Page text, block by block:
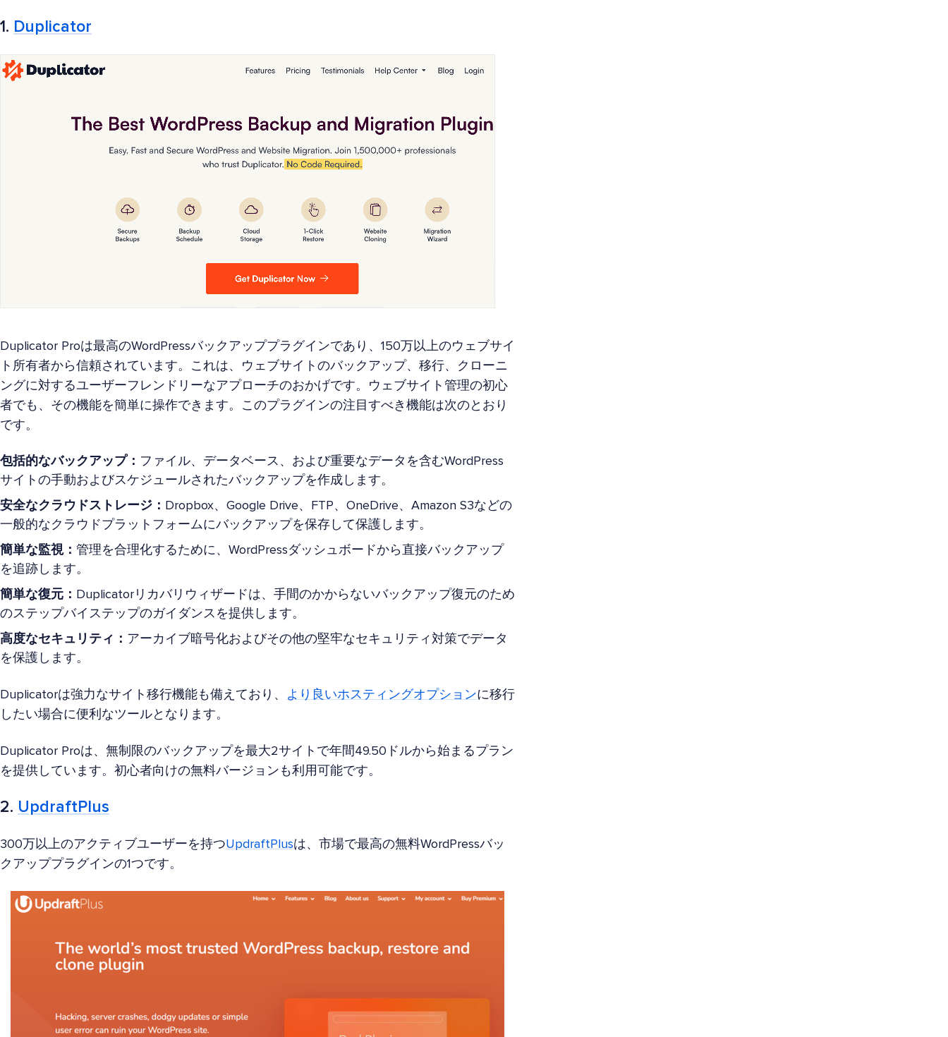
1. Duplicator
Duplicator Proは最高のWordPressバックアッププラグインであり、150万以上のウェブサイ
ト所有者から信頼されています。これは、ウェブサイトのバックアップ、移行、クローニ
ングに対するユーザーフレンドリーなアプローチのおかげです。ウェブサイト管理の初心
者でも、その機能を簡単に操作できます。このプラグインの注目すべき機能は次のとおり
です。
包括的なバックアップ： ファイル、データベース、および重要なデータを含むWordPress
サイトの手動およびスケジュールされたバックアップを作成します。
安全なクラウドストレージ： Dropbox、Google Drive、FTP、OneDrive、Amazon S3などの
一般的なクラウドプラットフォームにバックアップを保存して保護します。
簡単な監視： 管理を合理化するために、WordPressダッシュボードから直接バックアップ
を追跡します。
簡単な復元： Duplicatorリカバリウィザードは、手間のかからないバックアップ復元のため
のステップバイステップのガイダンスを提供します。
高度なセキュリティ： アーカイブ暗号化およびその他の堅牢なセキュリティ対策でデータ
を保護します。
Duplicatorは強力なサイト移行機能も備えており、 より良いホスティングオプションに移行
したい場合に便利なツールとなります。
Duplicator Proは、無制限のバックアップを最大2サイトで年間49.50ドルから始まるプラン
を提供しています。初心者向けの無料バージョンも利用可能です。
2. UpdraftPlus
300万以上のアクティブユーザーを持つUpdraftPlusは、市場で最高の無料WordPressバッ
クアッププラグインの1つです。